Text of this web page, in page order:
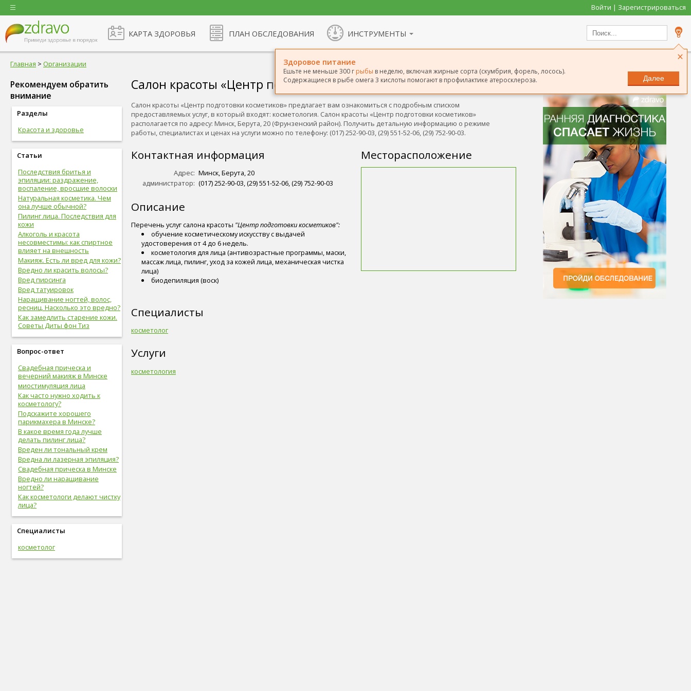
Войти | Зарегистрироваться
КАРТА ЗДОРОВЬЯ ПЛАН ОБСЛЕДОВАНИЯ ИНСТРУМЕНТЫ
×
Здоровое питание
Ешьте не меньше 300 г рыбы в неделю, включая жирные сорта (скумбрия, форель, лосось).
Содержащиеся в рыбе омега 3 кислоты помогают в профилактике атеросклероза.
Далее
Главная > Организации
Рекомендуем обратить
внимание
Разделы
Красота и здоровье
Статьи
Последствия бритья и
эпиляции: раздражение,
воспаление, вросшие волоски
Натуральная косметика. Чем
она лучше обычной?
Пилинг лица. Последствия для
кожи
Алкоголь и красота
несовместимы: как спиртное
влияет на внешность
Макияж. Есть ли вред для кожи?
Вредно ли красить волосы?
Вред пирсинга
Вред татуировок
Наращивание ногтей, волос,
ресниц. Насколько это вредно?
Как замедлить старение кожи.
Советы Диты фон Тиз
Вопрос-ответ
Свадебная прическа и
вечерний макияж в Минске
миостимуляция лица
Как часто нужно ходить к
косметологу?
Подскажите хорошего
парикмахера в Минске?
В какое время года лучше
делать пилинг лица?
Вреден ли тональный крем
Вредна ли лазерная эпиляция?
Свадебная прическа в Минске
Вредно ли наращивание
ногтей?
Как косметологи делают чистку
лица?
Специалисты
косметолог
Сообщить о неточности
Салон красоты «Центр подготовки косметиков»
Салон красоты «Центр подготовки косметиков» предлагает вам ознакомиться с подробным списком
предоставляемых услуг, в который входят: косметология. Салон красоты «Центр подготовки косметиков»
располагается по адресу: Минск, Берута, 20 (Фрунзенский район). Получить детальную информацию о режиме
работы, специалистах и ценах на услуги можно по телефону: (017) 252-90-03, (29) 551-52-06, (29) 752-90-03.
Месторасположение
Контактная информация
Адрес: Минск, Берута, 20
администратор: (017) 252-90-03, (29) 551-52-06, (29) 752-90-03
Описание
Перечень услуг салона красоты "Центр подготовки косметиков":
обучение косметическому искусству с выдачей
удостоверения от 4 до 6 недель.
косметология для лица (антивозрастные программы, маски,
массаж лица, пилинг, уход за кожей лица, механическая чистка
лица)
биодепиляция (воск)
Специалисты
косметолог
Услуги
косметология